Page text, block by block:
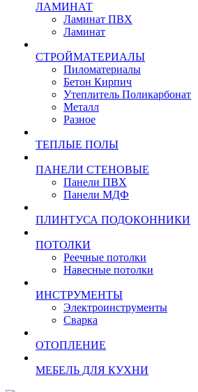
ЛАМИНАТ
Ламинат ПВХ
Ламинат
СТРОЙМАТЕРИАЛЫ
Пиломатериалы
Бетон Кирпич
Утеплитель Поликарбонат
Металл
Разное
ТЕПЛЫЕ ПОЛЫ
ПАНЕЛИ СТЕНОВЫЕ
Панели ПВХ
Панели МДФ
ПЛИНТУСА ПОДОКОННИКИ
ПОТОЛКИ
Реечные потолки
Навесные потолки
ИНСТРУМЕНТЫ
Электроинструменты
Сварка
ОТОПЛЕНИЕ
МЕБЕЛЬ ДЛЯ КУХНИ